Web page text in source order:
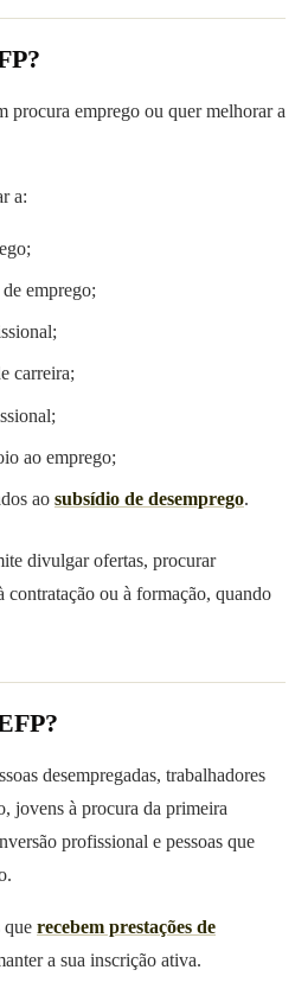
procura emprego ou quer melhorar a
a:
emprego;
carreira;
ao emprego;
ao subsídio de desemprego.
divulgar ofertas, procurar
contratação ou à formação, quando
desempregadas, trabalhadores
jovens à procura da primeira
profissional e pessoas que
que recebem prestações de
a sua inscrição ativa.